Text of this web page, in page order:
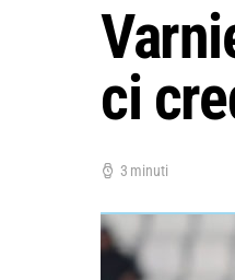
ci
3 minuti